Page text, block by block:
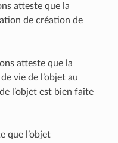
atteste que la
de création de
atteste que la
vie de l’objet au
l’objet est bien faite
que l’objet